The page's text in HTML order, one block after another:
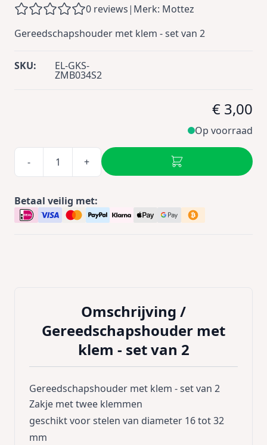
0 reviews| Merk: Mottez
Gereedschapshouder met klem - set van 2
SKU: EL-GKS-
ZMB034S2
€ 3,00
Op voorraad
- +
Betaal veilig met:
Omschrijving /
Gereedschapshouder met
klem - set van 2
Gereedschapshouder met klem - set van 2
Zakje met twee klemmen
geschikt voor stelen van diameter 16 tot 32
mm